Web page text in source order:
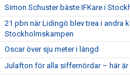
Simon Schuster bäste IFKare i
21 pbn när Lidingö blev trea i andra
Stockholmskampen
Oscar över sju meter i längd
Julafton för alla siffernördar – här är